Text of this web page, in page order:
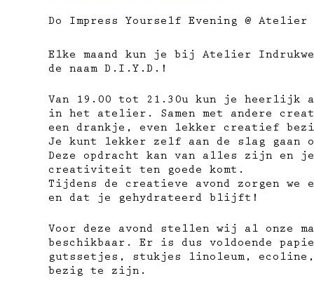
Do Impress Yourself Evening @ Atelier
Elke maand kun je bij Atelier
de naam D.I.Y.D.!
Van 19.00 tot 21.30u kun je heerlijk
in het atelier. Samen met andere
een drankje, even lekker creatief
Je kunt lekker zelf aan de slag gaan
Deze opdracht kan van alles zijn
creativiteit ten goede komt.
Tijdens de creatieve avond zorgen
en dat je gehydrateerd blijft!
Voor deze avond stellen wij al onze
beschikbaar. Er is dus voldoende
gutssetjes, stukjes linoleum,
bezig te zijn.